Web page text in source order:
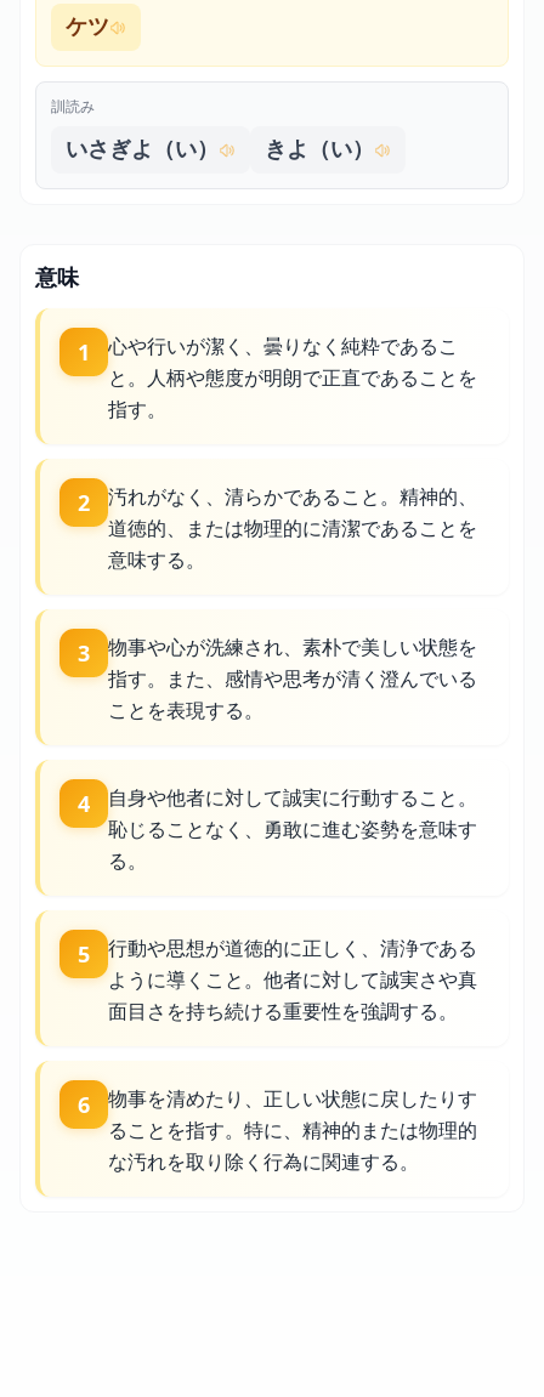
ケツ
訓読み
いさぎよ（い） きよ（い）
意味
1
心や行いが潔く、曇りなく純粋であるこ
と。人柄や態度が明朗で正直であることを
指す。
2
汚れがなく、清らかであること。精神的、
道徳的、または物理的に清潔であることを
意味する。
3
物事や心が洗練され、素朴で美しい状態を
指す。また、感情や思考が清く澄んでいる
ことを表現する。
4
自身や他者に対して誠実に行動すること。
恥じることなく、勇敢に進む姿勢を意味す
る。
5
行動や思想が道徳的に正しく、清浄である
ように導くこと。他者に対して誠実さや真
面目さを持ち続ける重要性を強調する。
6
物事を清めたり、正しい状態に戻したりす
ることを指す。特に、精神的または物理的
な汚れを取り除く行為に関連する。